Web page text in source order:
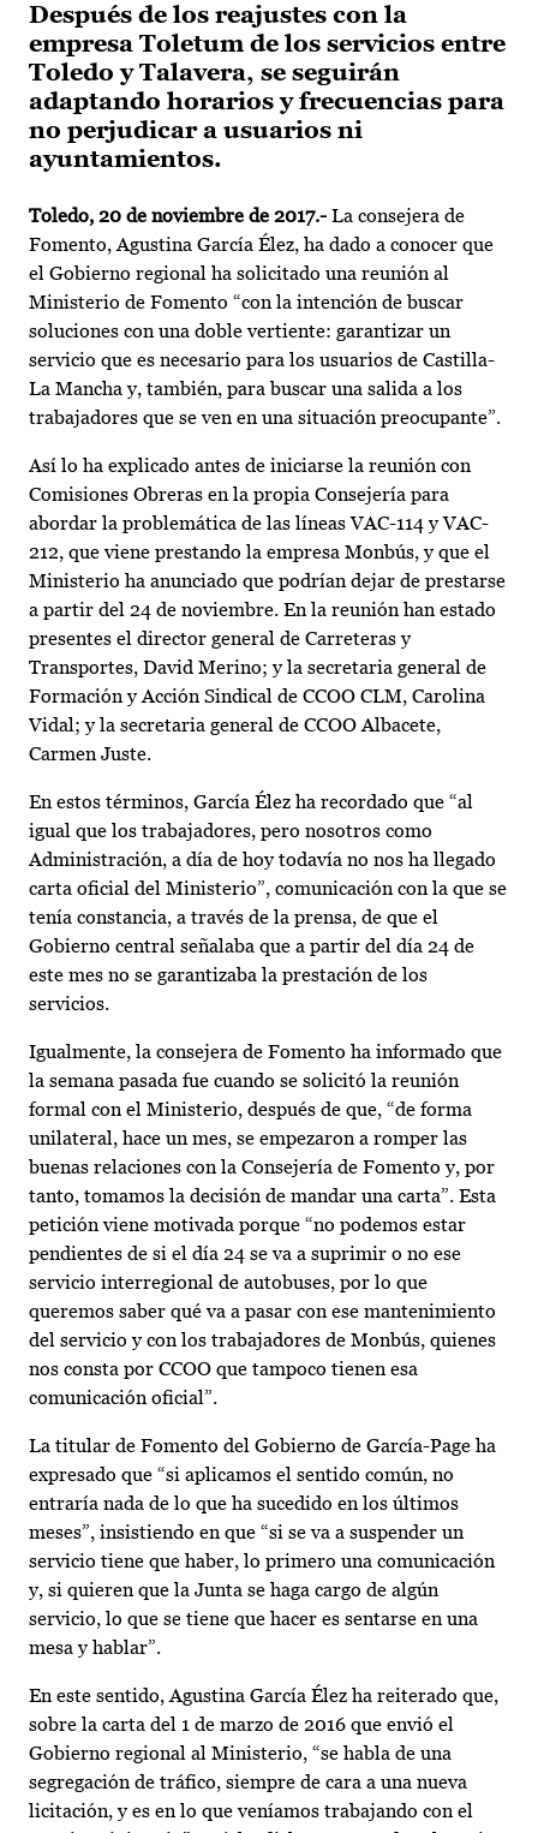
Después de los reajustes con la
empresa Toletum de los servicios entre
Toledo y Talavera, se seguirán
adaptando horarios y frecuencias para
no perjudicar a usuarios ni
ayuntamientos.
Toledo, 20 de noviembre de 2017.- La consejera de
Fomento, Agustina García Élez, ha dado a conocer que
el Gobierno regional ha solicitado una reunión al
Ministerio de Fomento “con la intención de buscar
soluciones con una doble vertiente: garantizar un
servicio que es necesario para los usuarios de Castilla-
La Mancha y, también, para buscar una salida a los
trabajadores que se ven en una situación preocupante”.
Así lo ha explicado antes de iniciarse la reunión con
Comisiones Obreras en la propia Consejería para
abordar la problemática de las líneas VAC-114 y VAC-
212, que viene prestando la empresa Monbús, y que el
Ministerio ha anunciado que podrían dejar de prestarse
a partir del 24 de noviembre. En la reunión han estado
presentes el director general de Carreteras y
Transportes, David Merino; y la secretaria general de
Formación y Acción Sindical de CCOO CLM, Carolina
Vidal; y la secretaria general de CCOO Albacete,
Carmen Juste.
En estos términos, García Élez ha recordado que “al
igual que los trabajadores, pero nosotros como
Administración, a día de hoy todavía no nos ha llegado
carta oficial del Ministerio”, comunicación con la que se
tenía constancia, a través de la prensa, de que el
Gobierno central señalaba que a partir del día 24 de
este mes no se garantizaba la prestación de los
servicios.
Igualmente, la consejera de Fomento ha informado que
la semana pasada fue cuando se solicitó la reunión
formal con el Ministerio, después de que, “de forma
unilateral, hace un mes, se empezaron a romper las
buenas relaciones con la Consejería de Fomento y, por
tanto, tomamos la decisión de mandar una carta”. Esta
petición viene motivada porque “no podemos estar
pendientes de si el día 24 se va a suprimir o no ese
servicio interregional de autobuses, por lo que
queremos saber qué va a pasar con ese mantenimiento
del servicio y con los trabajadores de Monbús, quienes
nos consta por CCOO que tampoco tienen esa
comunicación oficial”.
La titular de Fomento del Gobierno de García-Page ha
expresado que “si aplicamos el sentido común, no
entraría nada de lo que ha sucedido en los últimos
meses”, insistiendo en que “si se va a suspender un
servicio tiene que haber, lo primero una comunicación
y, si quieren que la Junta se haga cargo de algún
servicio, lo que se tiene que hacer es sentarse en una
mesa y hablar”.
En este sentido, Agustina García Élez ha reiterado que,
sobre la carta del 1 de marzo de 2016 que envió el
Gobierno regional al Ministerio, “se habla de una
segregación de tráfico, siempre de cara a una nueva
licitación, y es en lo que veníamos trabajando con el